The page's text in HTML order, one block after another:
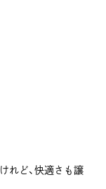
れど、快適さも譲